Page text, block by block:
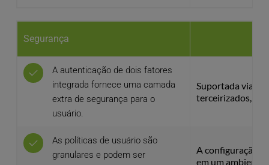
Segurança
A autenticação de dois fatores
integrada fornece uma camada
extra de segurança para o
usuário.
Suportada via
terceirizados, o
As políticas de usuário são
granulares e podem ser
A configuração
em um